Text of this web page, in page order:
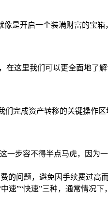
是开启一个装满财富的宝箱
这里我们可以更全面地了解
完成资产转移的关键操作区
一步容不得半点马虎，因为
的问题，避免因手续费过高
速”“快速”三种，通常情况